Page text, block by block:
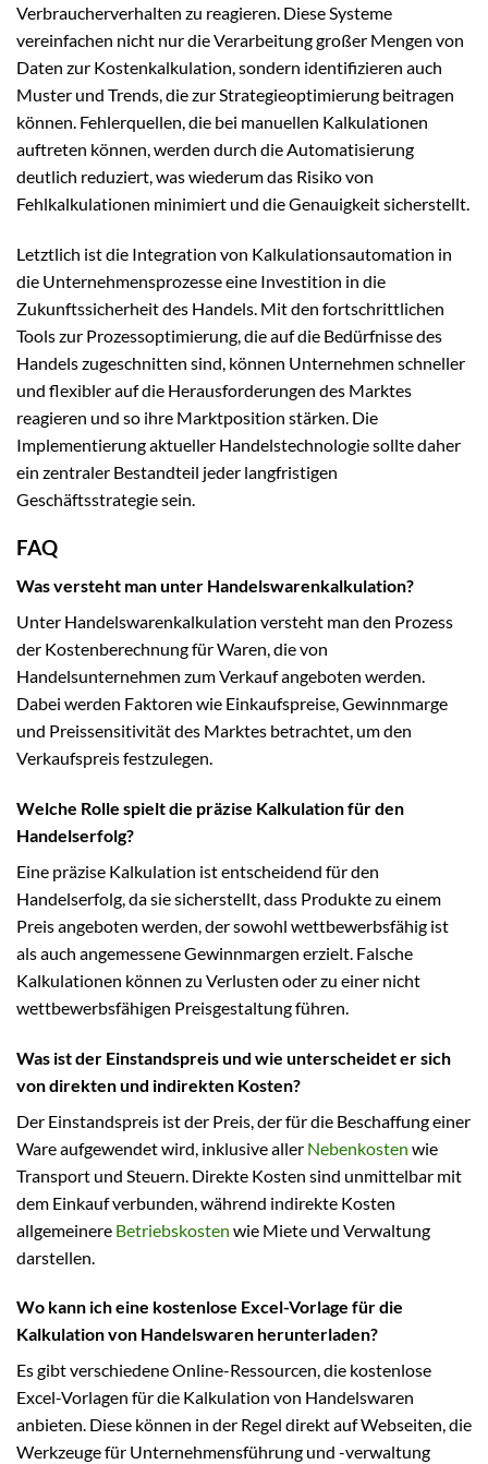
Verbraucherverhalten zu reagieren. Diese Systeme
vereinfachen nicht nur die Verarbeitung großer Mengen von
Daten zur Kostenkalkulation, sondern identifizieren auch
Muster und Trends, die zur Strategieoptimierung beitragen
können. Fehlerquellen, die bei manuellen Kalkulationen
auftreten können, werden durch die Automatisierung
deutlich reduziert, was wiederum das Risiko von
Fehlkalkulationen minimiert und die Genauigkeit sicherstellt.
Letztlich ist die Integration von Kalkulationsautomation in
die Unternehmensprozesse eine Investition in die
Zukunftssicherheit des Handels. Mit den fortschrittlichen
Tools zur Prozessoptimierung, die auf die Bedürfnisse des
Handels zugeschnitten sind, können Unternehmen schneller
und flexibler auf die Herausforderungen des Marktes
reagieren und so ihre Marktposition stärken. Die
Implementierung aktueller Handelstechnologie sollte daher
ein zentraler Bestandteil jeder langfristigen
Geschäftsstrategie sein.
FAQ
Was versteht man unter Handelswarenkalkulation?
Unter Handelswarenkalkulation versteht man den Prozess
der Kostenberechnung für Waren, die von
Handelsunternehmen zum Verkauf angeboten werden.
Dabei werden Faktoren wie Einkaufspreise, Gewinnmarge
und Preissensitivität des Marktes betrachtet, um den
Verkaufspreis festzulegen.
Welche Rolle spielt die präzise Kalkulation für den
Handelserfolg?
Eine präzise Kalkulation ist entscheidend für den
Handelserfolg, da sie sicherstellt, dass Produkte zu einem
Preis angeboten werden, der sowohl wettbewerbsfähig ist
als auch angemessene Gewinnmargen erzielt. Falsche
Kalkulationen können zu Verlusten oder zu einer nicht
wettbewerbsfähigen Preisgestaltung führen.
Was ist der Einstandspreis und wie unterscheidet er sich
von direkten und indirekten Kosten?
Der Einstandspreis ist der Preis, der für die Beschaffung einer
Ware aufgewendet wird, inklusive aller Nebenkosten wie
Transport und Steuern. Direkte Kosten sind unmittelbar mit
dem Einkauf verbunden, während indirekte Kosten
allgemeinere Betriebskosten wie Miete und Verwaltung
darstellen.
Wo kann ich eine kostenlose Excel-Vorlage für die
Kalkulation von Handelswaren herunterladen?
Es gibt verschiedene Online-Ressourcen, die kostenlose
Excel-Vorlagen für die Kalkulation von Handelswaren
anbieten. Diese können in der Regel direkt auf Webseiten, die
Werkzeuge für Unternehmensführung und -verwaltung